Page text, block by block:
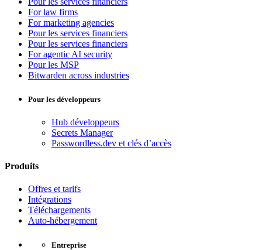
For law firms
For marketing agencies
Pour les services financiers
Pour les services financiers
For agentic AI security
Pour les MSP
Bitwarden across industries
Pour les développeurs
Hub développeurs
Secrets Manager
Passwordless.dev et clés d’accès
Produits
Offres et tarifs
Intégrations
Téléchargements
Auto-hébergement
Entreprise